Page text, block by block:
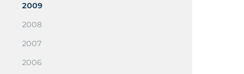
2009
2008
2007
2006